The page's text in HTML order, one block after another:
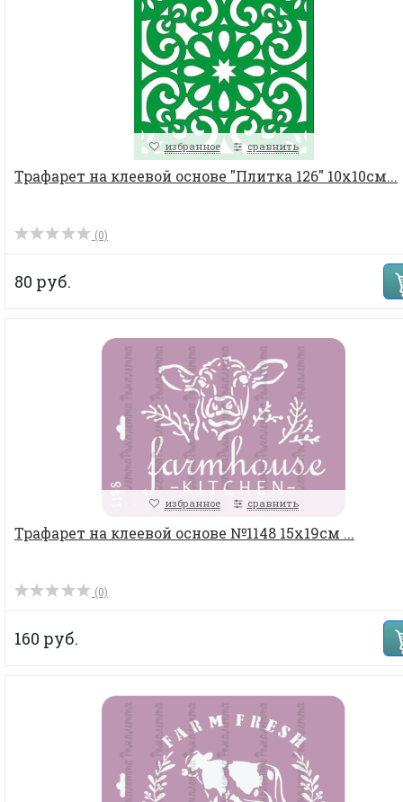
избранное сравнить
Трафарет на клеевой основе "Плитка 126" 10х10см...
(0)
80 руб.
избранное сравнить
Трафарет на клеевой основе №1148 15х19см ...
(0)
160 руб.